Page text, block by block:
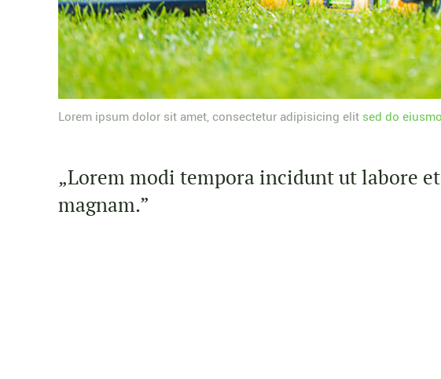
Lorem ipsum dolor sit amet, consectetur adipisicing elit sed do
„Lorem modi tempora incidunt ut labore
magnam.”